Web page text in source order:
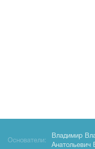
Основатели:
Владимир
Анатольевич